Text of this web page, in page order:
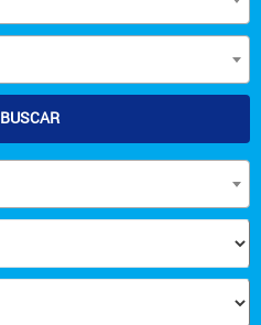
BUSCAR